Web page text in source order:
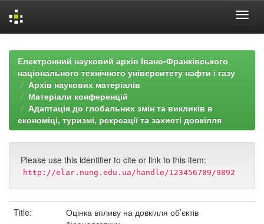
navigationЕлектронний науковий архів Івано-Франківського
національного технічного університету нафти і газу
Архів наукових матеріалів
Матеріали конференцій
Адаптація до глобальних змін та викликів в
економіці, туризмі, рекреації та захисті довкілля
Please use this identifier to cite or link to this item:
http://elar.nung.edu.ua/handle/123456789/9892
Title:
Оцінка впливу на довкілля об’єктів